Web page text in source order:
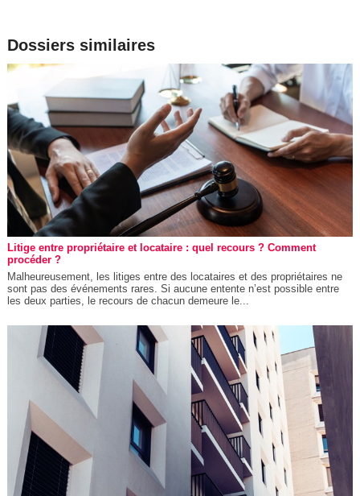
Dossiers similaires
Litige entre propriétaire et locataire : quel recours ? Comment
procéder ?
Malheureusement, les litiges entre des locataires et des propriétaires ne
sont pas des événements rares. Si aucune entente n’est possible entre
les deux parties, le recours de chacun demeure le...